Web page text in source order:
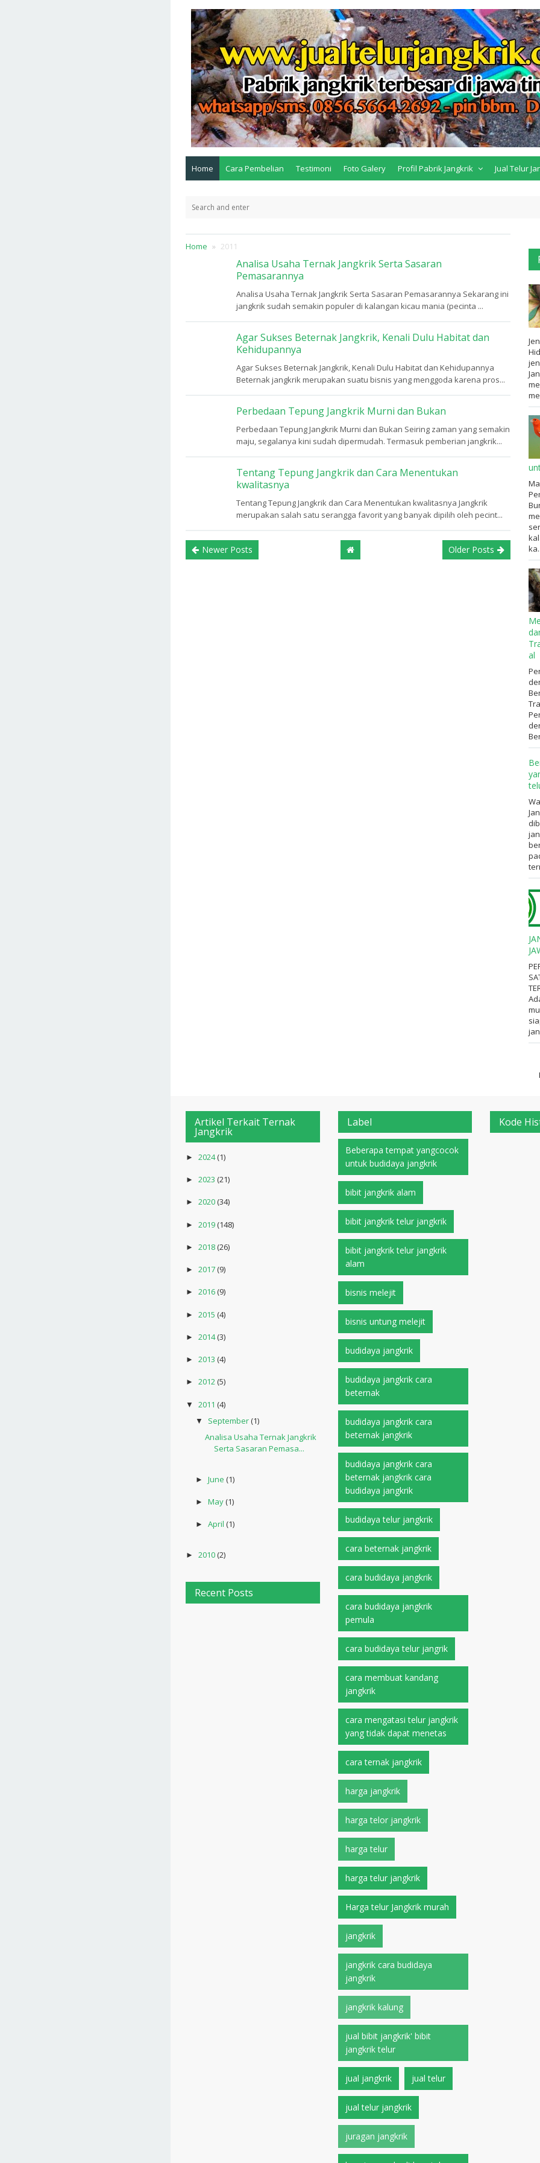
Home Cara Pembelian Testimoni Foto Galery Profil Pabrik Jangkrik Jual Telur
Home 2011
Analisa Usaha Ternak Jangkrik Serta Sasaran
Pemasarannya
Analisa Usaha Ternak Jangkrik Serta Sasaran Pemasarannya Sekarang ini
jangkrik sudah semakin populer di kalangan kicau mania (pecinta ...
Agar Sukses Beternak Jangkrik, Kenali Dulu Habitat dan
Kehidupannya
Agar Sukses Beternak Jangkrik, Kenali Dulu Habitat dan Kehidupannya
Beternak jangkrik merupakan suatu bisnis yang menggoda karena pros...
Perbedaan Tepung Jangkrik Murni dan Bukan
Perbedaan Tepung Jangkrik Murni dan Bukan Seiring zaman yang semakin
maju, segalanya kini sudah dipermudah. Termasuk pemberian jangkrik...
Tentang Tepung Jangkrik dan Cara Menentukan
kwalitasnya
Tentang Tepung Jangkrik dan Cara Menentukan kwalitasnya Jangkrik
merupakan salah satu serangga favorit yang banyak dipilih oleh pecint...
Newer Posts Older Posts
al
Artikel Terkait Ternak
Jangkrik
► 2024(1)
► 2023 (21)
► 2020(34)
► 2019(148)
► 2018(26)
► 2017(9)
► 2016(9)
► 2015 (4)
► 2014(3)
► 2013 (4)
► 2012(5)
▼ 2011 (4)
▼ September(1)
Analisa Usaha Ternak Jangkrik
Serta Sasaran Pemasa...
► June (1)
► May(1)
► April (1)
► 2010(2)
Recent Posts
Label
Beberapa tempat yangcocok
untuk budidaya jangkrik
bibit jangkrik alam
bibit jangkrik telur jangkrik
bibit jangkrik telur jangkrik
alam
bisnis melejit
bisnis untung melejit
budidaya jangkrik
budidaya jangkrik cara
beternak
budidaya jangkrik cara
beternak jangkrik
budidaya jangkrik cara
beternak jangkrik cara
budidaya jangkrik
budidaya telur jangkrik
cara beternak jangkrik
cara budidaya jangkrik
cara budidaya jangkrik
pemula
cara budidaya telur jangrik
cara membuat kandang
jangkrik
cara mengatasi telur jangkrik
yang tidak dapat menetas
cara ternak jangkrik
harga jangkrik
harga telor jangkrik
harga telur
harga telur jangkrik
Harga telur Jangkrik murah
jangkrik
jangkrik cara budidaya
jangkrik
jangkrik kalung
jual bibit jangkrik' bibit
jangkrik telur
jual jangkrik jual telur
jual telur jangkrik
juragan jangkrik
Kode